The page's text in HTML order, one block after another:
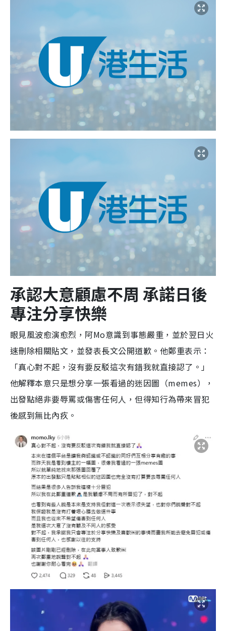
承認大意顧慮不周 承諾日後
專注分享快樂
眼見風波愈演愈烈，阿Mo意識到事態嚴重，並於翌日火
速刪除相關貼文，並發表長文公開道歉。他鄭重表示：
「真心對不起，沒有要反駁這次有錯我就直接認了。」
他解釋本意只是想分享一張看過的迷因圖（memes），
出發點絕非要辱罵或傷害任何人，但得知行為帶來冒犯
後感到無比內疚。